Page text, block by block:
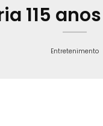
115
Entretenimento